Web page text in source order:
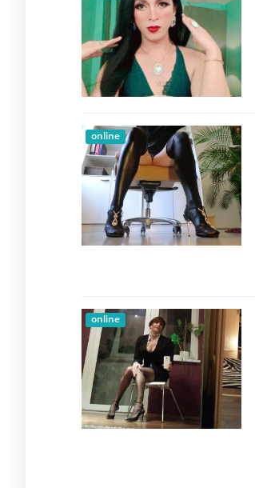
online
online